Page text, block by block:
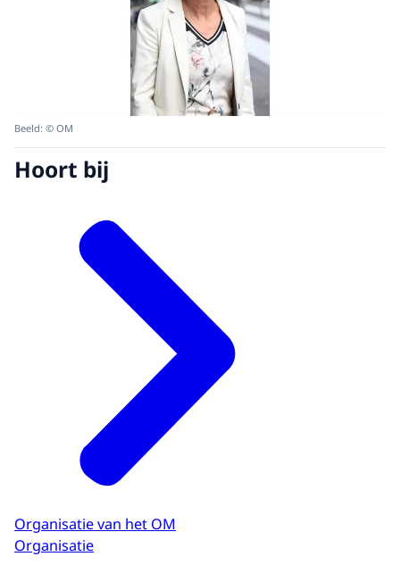
Beeld: © OM
Hoort bij
Organisatie van het OM
Organisatie